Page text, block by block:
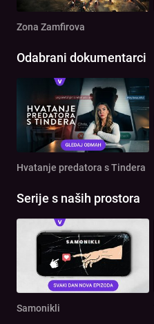
Zona Zamfirova
Odabrani dokumentarci
Hvatanje predatora s Tindera
Serije s naših prostora
Samonikli